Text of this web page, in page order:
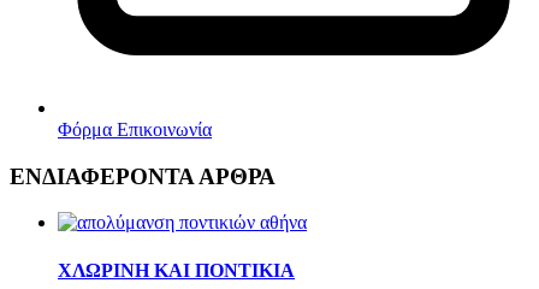
Φόρμα Επικοινωνία
ΕΝΔΙΑΦΕΡΟΝΤΑ ΑΡΘΡΑ
ΧΛΩΡΙΝΗ ΚΑΙ ΠΟΝΤΙΚΙΑ